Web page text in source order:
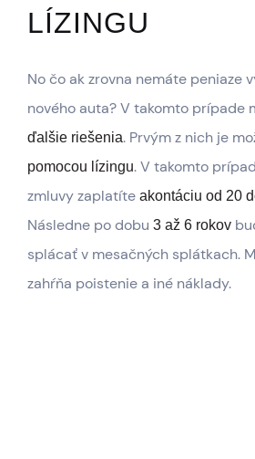
LÍZINGU
No čo ak zrovna nemáte peniaze
nového auta? V takomto prípade
ďalšie riešenia. Prvým z nich je
pomocou lízingu. V takomto
zmluvy zaplatíte akontáciu od 20
Následne po dobu 3 až 6 rokov
splácať v mesačných splátkach.
zahŕňa poistenie a iné náklady.